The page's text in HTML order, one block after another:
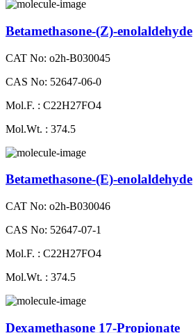
Betamethasone-​(Z)​-​enolaldehyde
CAT No: o2h-B030045
CAS No: 52647-06-0
Mol.F. : C22H27FO4
Mol.Wt. : 374.5
Betamethasone-​(E)​-​enolaldehyde
CAT No: o2h-B030046
CAS No: 52647-07-1
Mol.F. : C22H27FO4
Mol.Wt. : 374.5
Dexamethasone 17-Propionate